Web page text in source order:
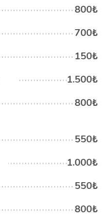
800₺
700₺
150₺
1.500₺
800₺
550₺
1.000₺
550₺
800₺